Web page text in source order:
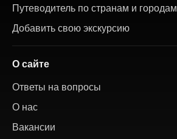
Путеводитель по странам и городам
Добавить свою экскурсию
О сайте
Ответы на вопросы
О нас
Вакансии